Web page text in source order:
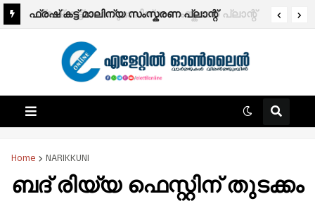
ഫ്രഷ് കട്ട് അറവുമാലിന്യ സംസ്കരണ പ്ലാന്റ്
പോരാട്ടത്തിന്റെയും ഇടപെടലുകളുടെയും
വിജയം – പി.കെ. ഫിറോസ് എം.എൽ‍.എ.
ഫ്രഷ് കട്ട് മാലിന്യ സംസ്കരണ പ്ലാന്റ്
Home NARIKKUNI
ബദ് രിയ്യ ഫെസ്റ്റിന് തുടക്കം